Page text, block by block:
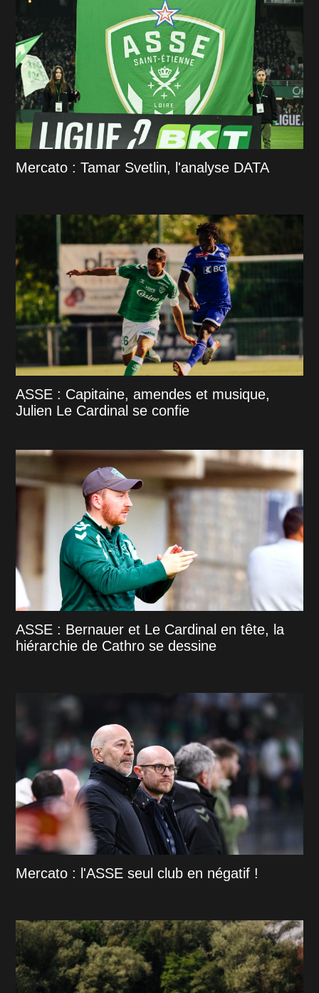
Mercato : Tamar Svetlin, l'analyse DATA
ASSE : Capitaine, amendes et musique,
Julien Le Cardinal se confie
ASSE : Bernauer et Le Cardinal en tête, la
hiérarchie de Cathro se dessine
Mercato : l'ASSE seul club en négatif !